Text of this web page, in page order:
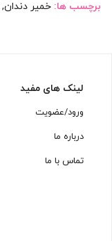
برچسب ها: خمیر دندان,
لینک های مفید
ورود/عضویت
درباره ما
تماس با ما